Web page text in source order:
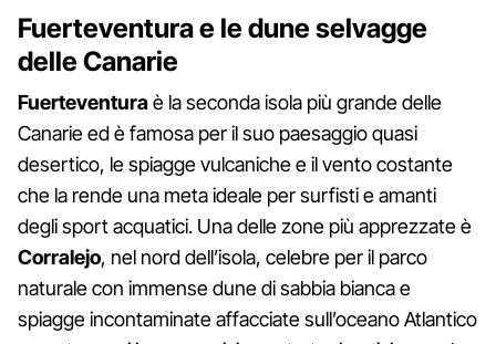
Fuerteventura e le dune selvagge
delle Canarie
Fuerteventuraè la seconda isola più grande delle
Canarie ed è famosa per il suo paesaggio quasi
desertico, le spiagge vulcaniche e il vento costante
che la rende una meta ideale per surfisti e amanti
degli sport acquatici. Una delle zone più apprezzate è
Corralejo, nel nord dell’isola, celebre per il parco
naturale con immense dune di sabbia bianca e
spiagge incontaminate affacciate sull’oceano Atlantico